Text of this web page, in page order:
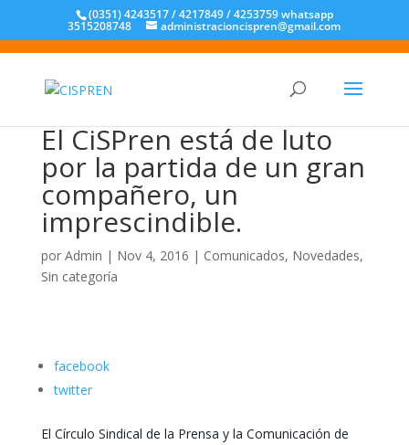
(0351) 4243517 / 4217849 / 4253759 whatsapp
3515208748 administracioncispren@gmail.com
El CiSPren está de luto
por la partida de un gran
compañero, un
imprescindible.
por Admin | Nov 4, 2016 | Comunicados, Novedades,
Sin categoría
facebook
twitter
El Círculo Sindical de la Prensa y la Comunicación de